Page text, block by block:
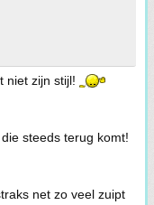
niet zijn stijl!
steeds terug komt!
net zo veel zuipt